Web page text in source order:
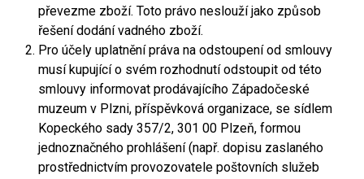
převezme zboží. Toto právo neslouží jako způsob
řešení dodání vadného zboží.
Pro účely uplatnění práva na odstoupení od smlouvy
musí kupující o svém rozhodnutí odstoupit od této
smlouvy informovat prodávajícího Západočeské
muzeum v Plzni, příspěvková organizace, se sídlem
Kopeckého sady 357/2, 301 00 Plzeň, formou
jednoznačného prohlášení (např. dopisu zaslaného
prostřednictvím provozovatele poštovních služeb